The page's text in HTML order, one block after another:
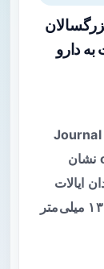
دارو
مقدمه یک پژوهش مستقل منتشرشده در Journal
of the American Heart Association نشان
ایالات
متحده که فشارخون برابر یا بالاتر از ۱۳۰/۸۰ میلی‌متر